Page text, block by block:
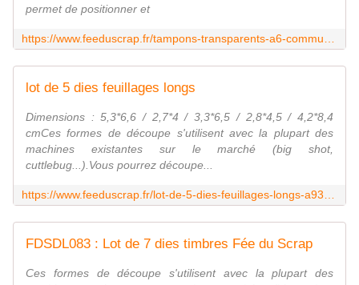
permet de positionner et
lot de 5 dies feuillages longs
Dimensions : 5,3*6,6 / 2,7*4 / 3,3*6,5 / 2,8*4,5 / 4,2*8,4
cmCes formes de découpe s'utilisent avec la plupart des
machines existantes sur le marché (big shot,
cuttlebug...).Vous pourrez découpe...
FDSDL083 : Lot de 7 dies timbres Fée du Scrap
Ces formes de découpe s'utilisent avec la plupart des